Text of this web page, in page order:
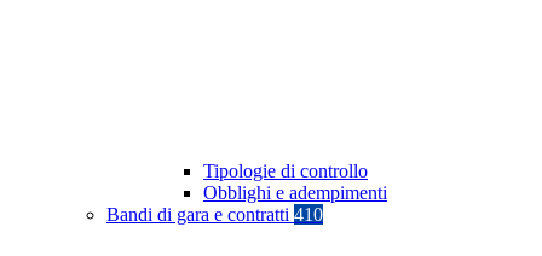
Tipologie di controllo
Obblighi e adempimenti
Bandi di gara e contratti 410